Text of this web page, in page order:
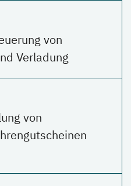
von
Verladung
von